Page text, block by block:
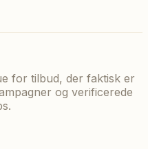
for tilbud, der faktisk er
og verificerede